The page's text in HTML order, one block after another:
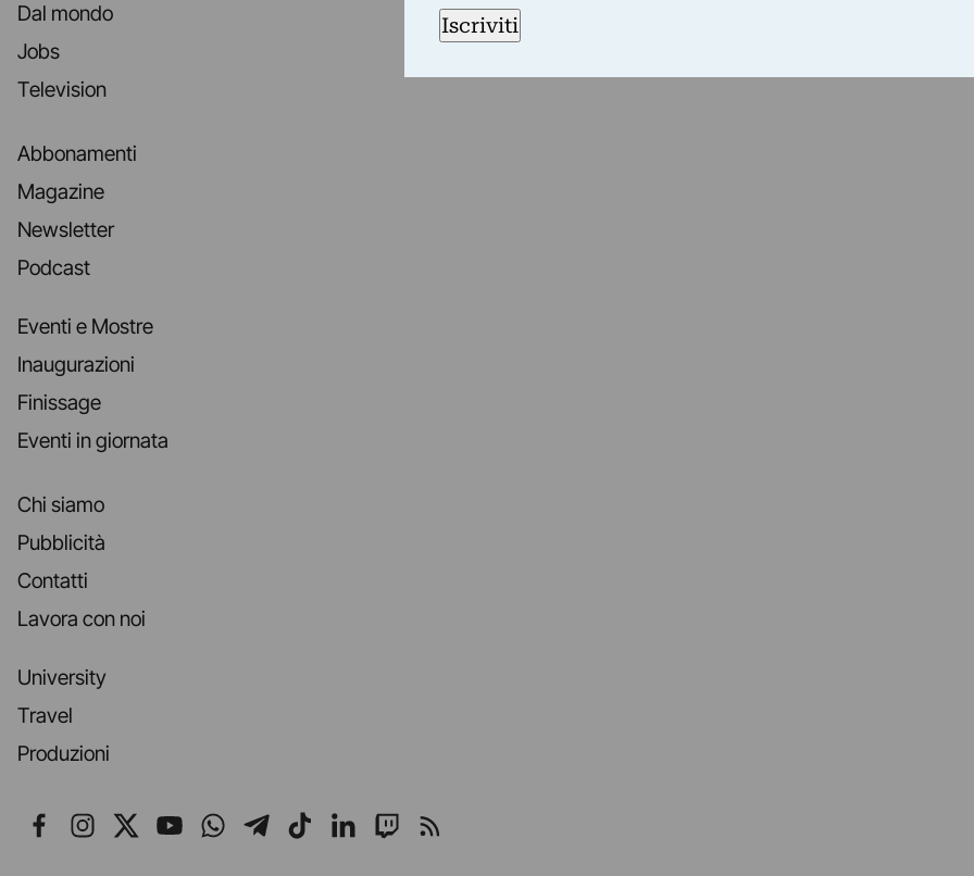
Dal mondo
Jobs
Television
Abbonamenti
Magazine
Newsletter
Podcast
Eventi e Mostre
Inaugurazioni
Finissage
Eventi in giornata
Chi siamo
Pubblicità
Contatti
Lavora con noi
University
Travel
Produzioni
Seguici su Facebook
Seguici su Instagram
Seguici su X
Seguici su YouTube
Seguici su WhatsApp
Seguici su Telegram
Seguici su TikTok
Seguici su LinkedIn
Seguici su Twitch
Seguici su Rss
Iscriviti